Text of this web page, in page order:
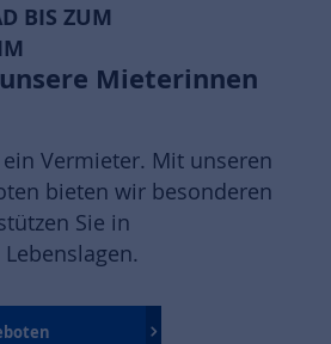
BIS ZUM
Mieterinnen
Vermieter. Mit unseren
bieten wir besonderen
Sie in